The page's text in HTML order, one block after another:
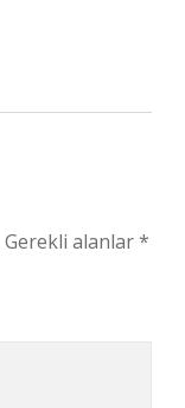
Gerekli alanlar*